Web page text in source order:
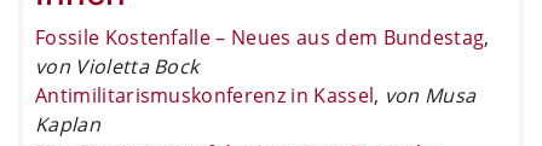
Fossile Kostenfalle – Neues aus dem Bundestag,
von Violetta Bock
Antimilitarismuskonferenz in Kassel, von Musa
Kaplan